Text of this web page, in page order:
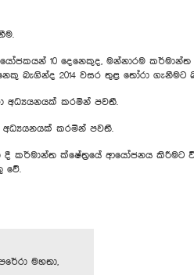
10 දෙනෙකුද, මන්නාරම
බැගින්ද 2014 වසර තුළ තෝරා ගැනීමට
අධ්‍යයනයක් කරමින් පවතී.
අධ්‍යයනයක් කරමින් පවතී.
දී කර්මාන්ත ක්ෂේත්‍ර‍යේ ආයෝජනය
වේ.
මහතා,